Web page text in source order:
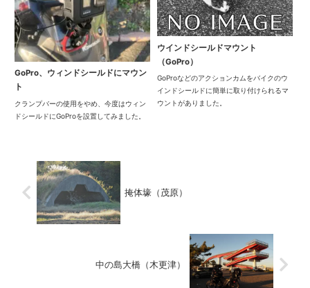
GoPro、ウィンドシールドにマウン
ト
クランプバーの使用をやめ、今度はウィン
ドシールドにGoProを設置してみました。
ウインドシールドマウント
（GoPro）
GoProなどのアクションカムをバイクのウ
インドシールドに簡単に取り付けられるマ
ウントがありました。
掩体壕（茂原）
中の島大橋（木更津）